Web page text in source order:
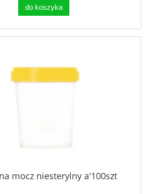
do koszyka
mocz niesterylny a'100szt